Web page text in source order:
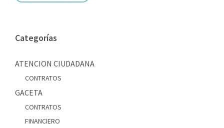
Categorías
ATENCION CIUDADANA
CONTRATOS
GACETA
CONTRATOS
FINANCIERO